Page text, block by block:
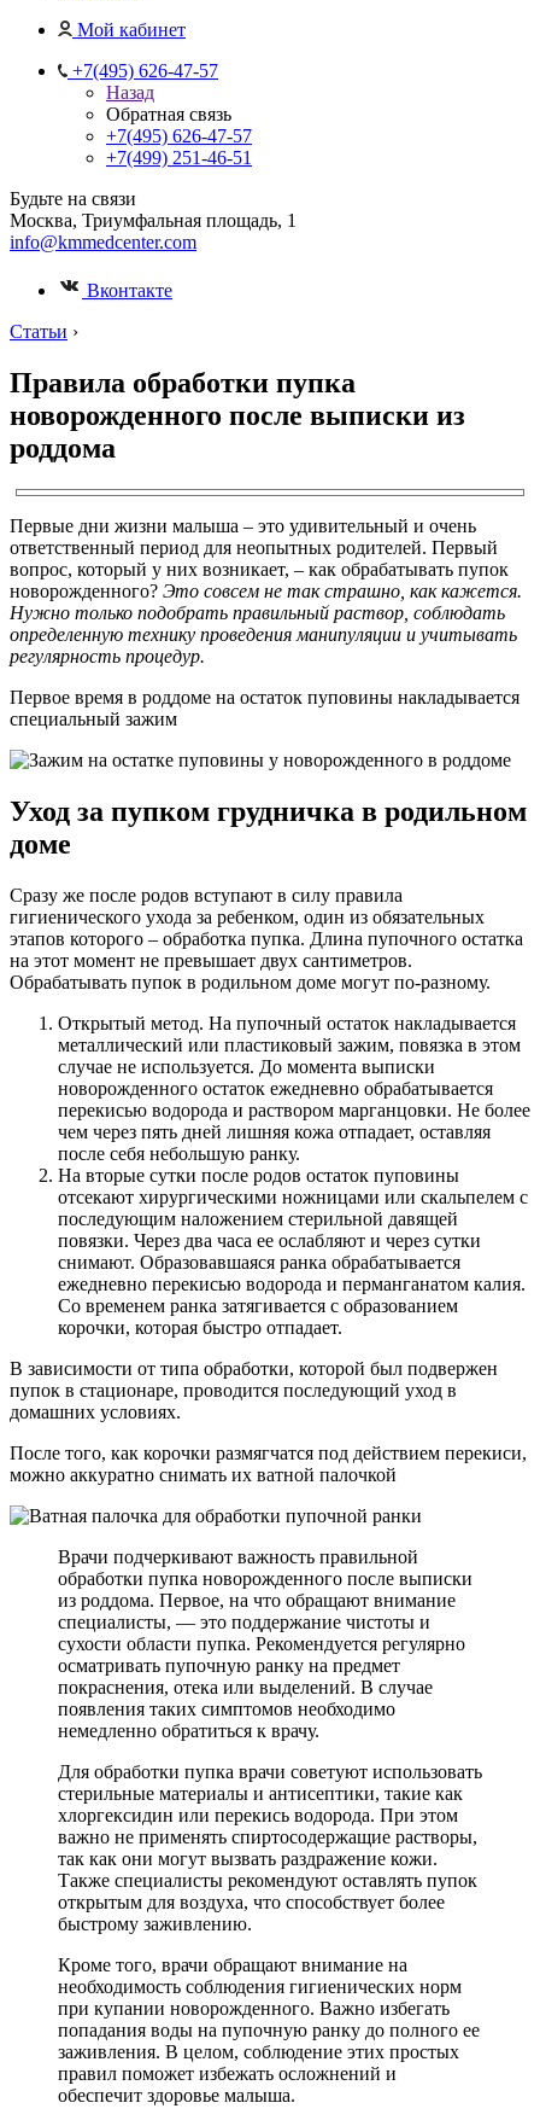
Мой кабинет
+7(495) 626-47-57
Назад
Обратная связь
+7(495) 626-47-57
+7(499) 251-46-51
Будьте на связи
Москва, Триумфальная площадь, 1
info@kmmedcenter.com
Вконтакте
Статьи ›
Правила обработки пупка
новорожденного после выписки из
роддома
Первые дни жизни малыша – это удивительный и очень
ответственный период для неопытных родителей. Первый
вопрос, который у них возникает, – как обрабатывать пупок
новорожденного? Это совсем не так страшно, как кажется.
Нужно только подобрать правильный раствор, соблюдать
определенную технику проведения манипуляции и учитывать
регулярность процедур.
Первое время в роддоме на остаток пуповины накладывается
специальный зажим
Уход за пупком грудничка в родильном
доме
Сразу же после родов вступают в силу правила
гигиенического ухода за ребенком, один из обязательных
этапов которого – обработка пупка. Длина пупочного остатка
на этот момент не превышает двух сантиметров.
Обрабатывать пупок в родильном доме могут по-разному.
Открытый метод. На пупочный остаток накладывается
металлический или пластиковый зажим, повязка в этом
случае не используется. До момента выписки
новорожденного остаток ежедневно обрабатывается
перекисью водорода и раствором марганцовки. Не более
чем через пять дней лишняя кожа отпадает, оставляя
после себя небольшую ранку.
На вторые сутки после родов остаток пуповины
отсекают хирургическими ножницами или скальпелем с
последующим наложением стерильной давящей
повязки. Через два часа ее ослабляют и через сутки
снимают. Образовавшаяся ранка обрабатывается
ежедневно перекисью водорода и перманганатом калия.
Со временем ранка затягивается с образованием
корочки, которая быстро отпадает.
В зависимости от типа обработки, которой был подвержен
пупок в стационаре, проводится последующий уход в
домашних условиях.
После того, как корочки размягчатся под действием перекиси,
можно аккуратно снимать их ватной палочкой
Врачи подчеркивают важность правильной
обработки пупка новорожденного после выписки
из роддома. Первое, на что обращают внимание
специалисты, — это поддержание чистоты и
сухости области пупка. Рекомендуется регулярно
осматривать пупочную ранку на предмет
покраснения, отека или выделений. В случае
появления таких симптомов необходимо
немедленно обратиться к врачу.
Для обработки пупка врачи советуют использовать
стерильные материалы и антисептики, такие как
хлоргексидин или перекись водорода. При этом
важно не применять спиртосодержащие растворы,
так как они могут вызвать раздражение кожи.
Также специалисты рекомендуют оставлять пупок
открытым для воздуха, что способствует более
быстрому заживлению.
Кроме того, врачи обращают внимание на
необходимость соблюдения гигиенических норм
при купании новорожденного. Важно избегать
попадания воды на пупочную ранку до полного ее
заживления. В целом, соблюдение этих простых
правил поможет избежать осложнений и
обеспечит здоровье малыша.